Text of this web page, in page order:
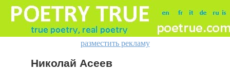
разместить рекламу
Николай Асеев